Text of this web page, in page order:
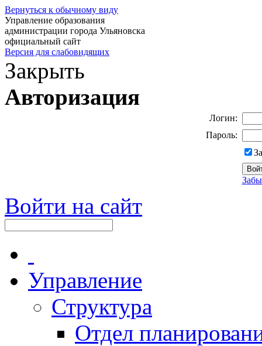
Вернуться к обычному виду
Управление образования
администрации города Ульяновска
официальный сайт
Версия для слабовидящих
Закрыть
Авторизация
Логин:
Пароль:
Войти на сайт
Управление
Структура
Отдел